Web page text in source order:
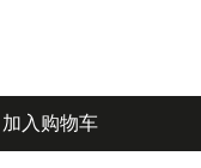
加入购物车